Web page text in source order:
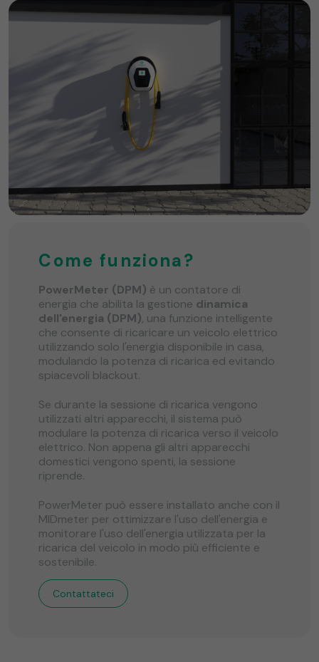
Come funziona?
PowerMeter (DPM) è un contatore di
energia che abilita la gestione dinamica
dell'energia (DPM), una funzione intelligente
che consente di ricaricare un veicolo elettrico
utilizzando solo l'energia disponibile in casa,
modulando la potenza di ricarica ed evitando
spiacevoli blackout.
Se durante la sessione di ricarica vengono
utilizzati altri apparecchi, il sistema può
modulare la potenza di ricarica verso il veicolo
elettrico. Non appena gli altri apparecchi
domestici vengono spenti, la sessione
riprende.
PowerMeter può essere installato anche con il
MIDmeter per ottimizzare l'uso dell'energia e
monitorare l'uso dell'energia utilizzata per la
ricarica del veicolo in modo più efficiente e
sostenibile.
Contattateci